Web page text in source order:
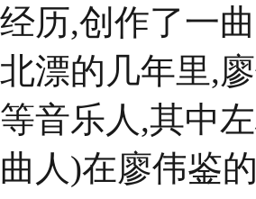
历,创作了一
漂的几年里,
音乐人,其中
人)在廖伟鉴